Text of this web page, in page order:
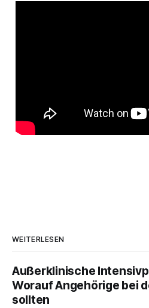
WEITERLESEN
Außerklinische
Worauf Angehörige bei
sollten